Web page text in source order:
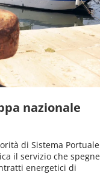
nazionale
di Sistema Portuale
il servizio che spegne
energetici di